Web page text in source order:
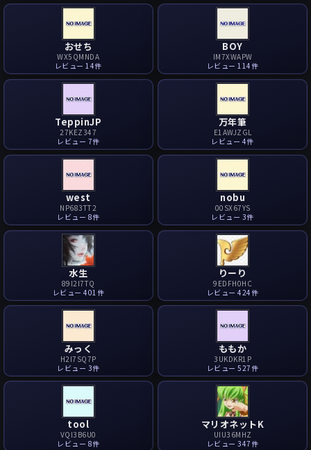
おせち
WX5QMNDA
レビュー 14件
BOY
IM7XWAPW
レビュー 114件
TeppinJP
27KEZ347
レビュー 7件
万年筆
E1AWJZGL
レビュー 4件
west
NP683TT2
レビュー 8件
nobu
00SX67YS
レビュー 3件
水生
89I2I7TQ
レビュー 401件
りーり
9EDFH0HC
レビュー 424件
みっく
H2I7SQ7P
レビュー 3件
ももか
3UKDKR1P
レビュー 527件
tool
VQI3B6U0
レビュー 8件
マリオネットK
UIU36MHZ
レビュー 347件